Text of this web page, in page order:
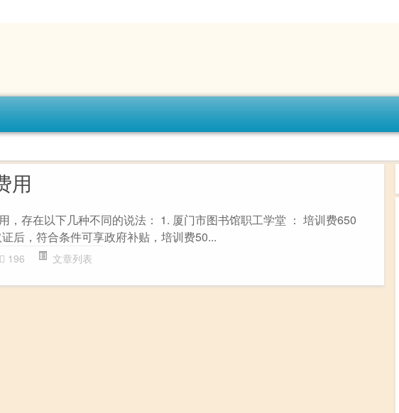
用
，存在以下几种不同的说法： 1. 厦门市图书馆职工学堂 ： 培训费650
后，符合条件可享政府补贴，培训费50...
196 文章列表